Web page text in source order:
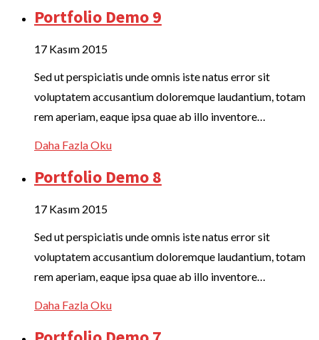
Portfolio Demo 9
17 Kasım 2015
Sed ut perspiciatis unde omnis iste natus error sit
voluptatem accusantium doloremque laudantium, totam
rem aperiam, eaque ipsa quae ab illo inventore…
Daha Fazla Oku
Portfolio Demo 8
17 Kasım 2015
Sed ut perspiciatis unde omnis iste natus error sit
voluptatem accusantium doloremque laudantium, totam
rem aperiam, eaque ipsa quae ab illo inventore…
Daha Fazla Oku